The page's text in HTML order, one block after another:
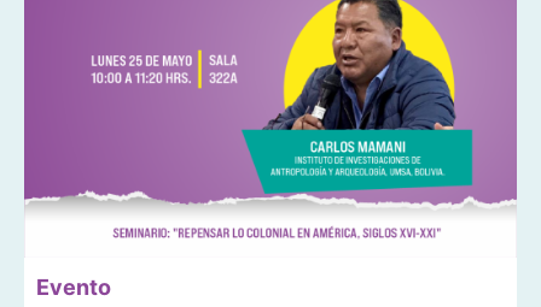
Evento